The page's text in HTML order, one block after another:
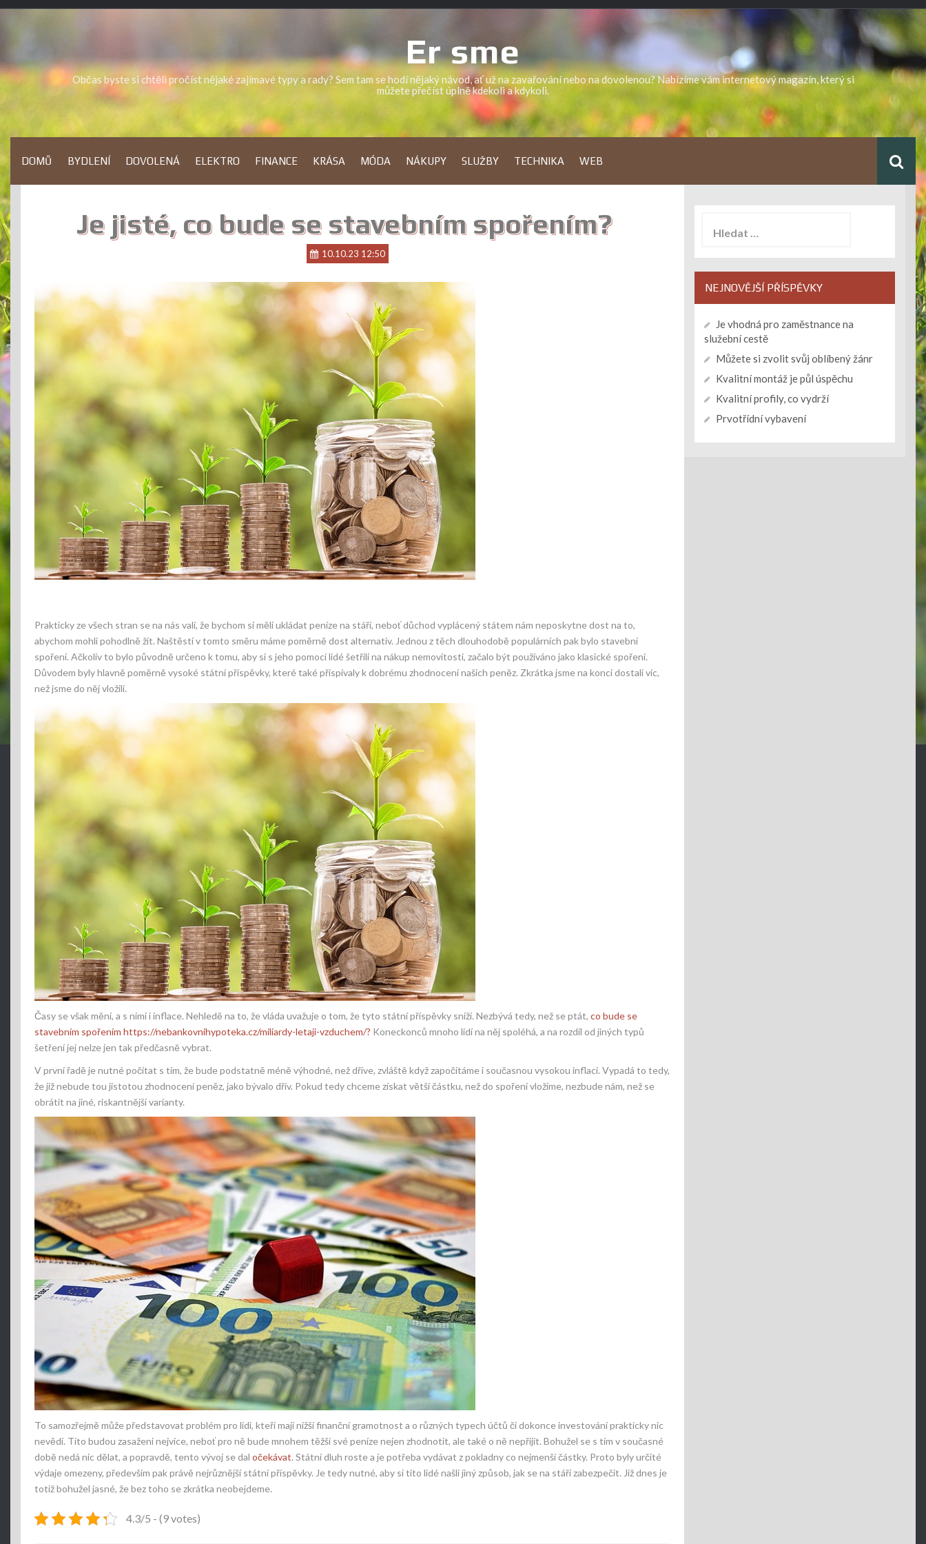
Skip
Er sme
Občas byste si chtěli pročíst nějaké zajímavé typy a rady? Sem tam se hodí nějaký návod, ať už na zavařování nebo na dovolenou? Nabízíme vám internetový magazín, který si
můžete přečíst úplně kdekoli a kdykoli.
DOMŮ BYDLENÍ DOVOLENÁ ELEKTRO FINANCE KRÁSA MÓDA NÁKUPY SLUŽBY TECHNIKA WEB
Je jisté, co bude se stavebním spořením?
10.10.23 12:50
Prakticky ze všech stran se na nás valí, že bychom si měli ukládat peníze na stáří, neboť důchod vyplácený státem nám neposkytne dost na to,
abychom mohli pohodlně žít. Naštěstí v tomto směru máme poměrně dost alternativ. Jednou z těch dlouhodobě populárních pak bylo stavební
spoření. Ačkoliv to bylo původně určeno k tomu, aby si s jeho pomocí lidé šetřili na nákup nemovitosti, začalo být používáno jako klasické spoření.
Důvodem byly hlavně poměrně vysoké státní příspěvky, které také přispívaly k dobrému zhodnocení našich peněz. Zkrátka jsme na konci dostali víc,
než jsme do něj vložili.
Časy se však mění, a s nimi i inflace. Nehledě na to, že vláda uvažuje o tom, že tyto státní příspěvky sníží. Nezbývá tedy, než se ptát, co bude se
stavebním spořením https://nebankovnihypoteka.cz/miliardy-letaji-vzduchem/? Koneckonců mnoho lidí na něj spoléhá, a na rozdíl od jiných typů
šetření jej nelze jen tak předčasně vybrat.
V první řadě je nutné počítat s tím, že bude podstatně méně výhodné, než dříve, zvláště když započítáme i současnou vysokou inflaci. Vypadá to tedy,
že již nebude tou jistotou zhodnocení peněz, jako bývalo dřív. Pokud tedy chceme získat větší částku, než do spoření vložíme, nezbude nám, než se
obrátit na jiné, riskantnější varianty.
To samozřejmě může představovat problém pro lidi, kteří mají nižší finanční gramotnost a o různých typech účtů či dokonce investování prakticky nic
nevědí. Tito budou zasaženi nejvíce, neboť pro ně bude mnohem těžší své peníze nejen zhodnotit, ale také o ně nepřijít. Bohužel se s tím v současné
době nedá nic dělat, a popravdě, tento vývoj se dal očekávat. Státní dluh roste a je potřeba vydávat z pokladny co nejmenší částky. Proto byly určité
výdaje omezeny, především pak právě nejrůznější státní příspěvky. Je tedy nutné, aby si tito lidé našli jiný způsob, jak se na stáří zabezpečit. Již dnes je
totiž bohužel jasné, že bez toho se zkrátka neobejdeme.
4.3/5 - (9 votes)
NEJNOVĚJŠÍ PŘÍSPĚVKY
Je vhodná pro zaměstnance na
služební cestě
Můžete si zvolit svůj oblíbený žánr
Kvalitní montáž je půl úspěchu
Kvalitní profily, co vydrží
Prvotřídní vybavení